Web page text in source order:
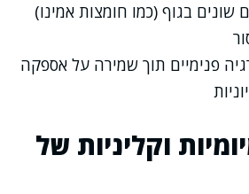
בגוף (כמו חומצות אמינו)
פנימיים תוך שמירה על אספקה
וקליניות של